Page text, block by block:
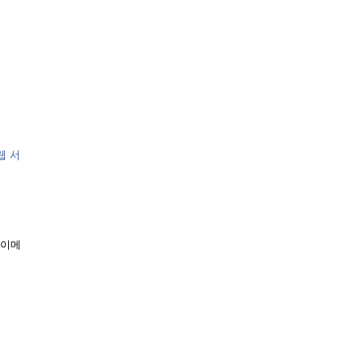
서
메